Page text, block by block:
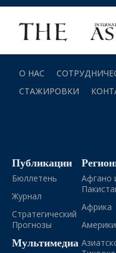
О НАС
СТАЖИРОВКИ
Публикации
Бюллетень
Журнал
Стратегический
Прогнозы
Мультимедиа
Афгано
Африка
Америки